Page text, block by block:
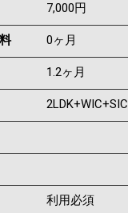
7,000円
0ヶ月
1.2ヶ月
2LDK+WIC+SIC
利用必須